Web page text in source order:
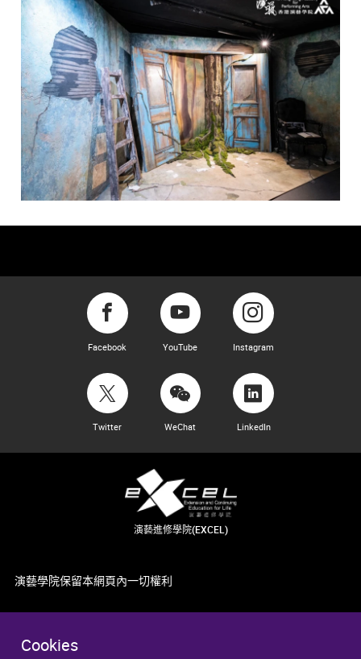
Cookies
Facebook YouTube Instagram
Twitter WeChat LinkedIn
演藝進修學院(EXCEL)
演藝學院保留本網頁內一切權利